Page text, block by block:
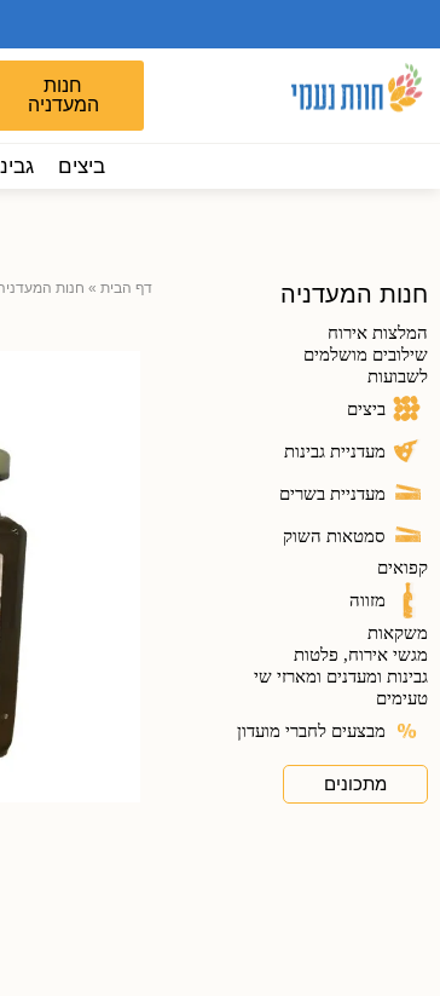
חנות
המעדניה
ביצים
חנות המעדניה
המלצות אירוח
שילובים מושלמים
לשבועות
ביצים
מעדניית גבינות
מעדניית בשרים
סמטאות השוק
קפואים
מזווה
משקאות
מגשי אירוח, פלטות
גבינות ומעדנים ומארזי שי
טעימים
מבצעים לחברי מועדון
מתכונים
דף הבית » חנות